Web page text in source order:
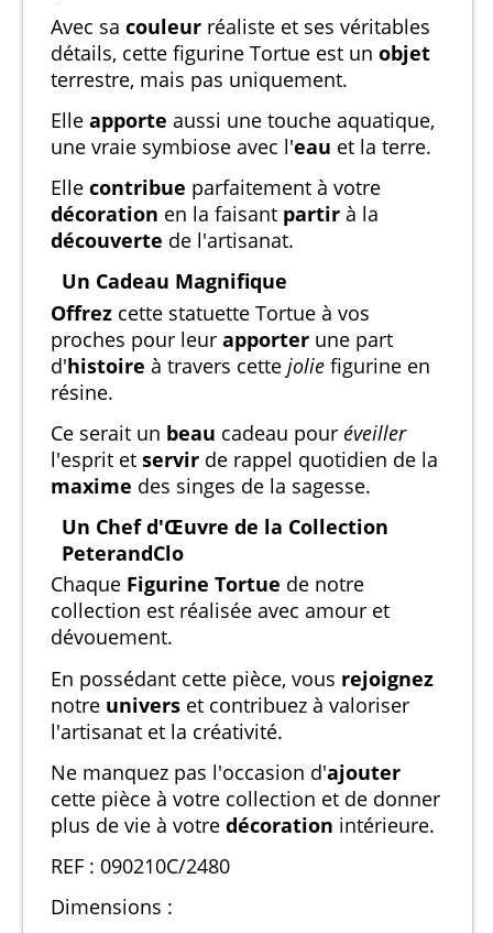
Avec sa couleur réaliste et ses véritables
détails, cette figurine Tortue est un objet
terrestre, mais pas uniquement.
Elle apporte aussi une touche aquatique,
une vraie symbiose avec l'eau et la terre.
Elle contribue parfaitement à votre
décoration en la faisant partir à la
découverte de l'artisanat.
Un Cadeau Magnifique
Offrez cette statuette Tortue à vos
proches pour leur apporter une part
d'histoire à travers cette jolie figurine en
résine.
Ce serait un beau cadeau pour éveiller
l'esprit et servir de rappel quotidien de la
maxime des singes de la sagesse.
Un Chef d'Œuvre de la Collection
PeterandClo
Chaque Figurine Tortue de notre
collection est réalisée avec amour et
dévouement.
En possédant cette pièce, vous rejoignez
notre univers et contribuez à valoriser
l'artisanat et la créativité.
Ne manquez pas l'occasion d'ajouter
cette pièce à votre collection et de donner
plus de vie à votre décoration intérieure.
REF : 090210C/2480
Dimensions :